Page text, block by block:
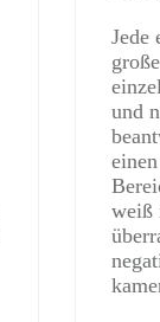
Jede
und
weiß